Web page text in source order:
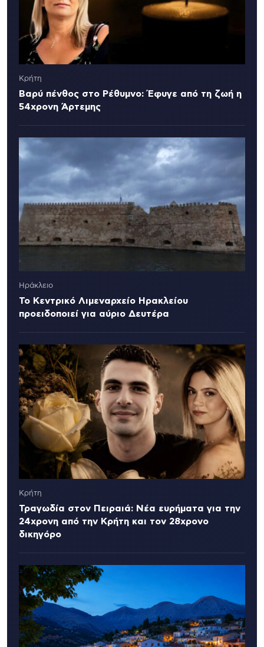
Κρήτη
Βαρύ πένθος στο Ρέθυμνο: Έφυγε από τη ζωή η
54χρονη Άρτεμης
Ηράκλειο
Το Κεντρικό Λιμεναρχείο Ηρακλείου
προειδοποιεί για αύριο Δευτέρα
Κρήτη
Τραγωδία στον Πειραιά: Νέα ευρήματα για την
24χρονη από την Κρήτη και τον 28χρονο
δικηγόρο